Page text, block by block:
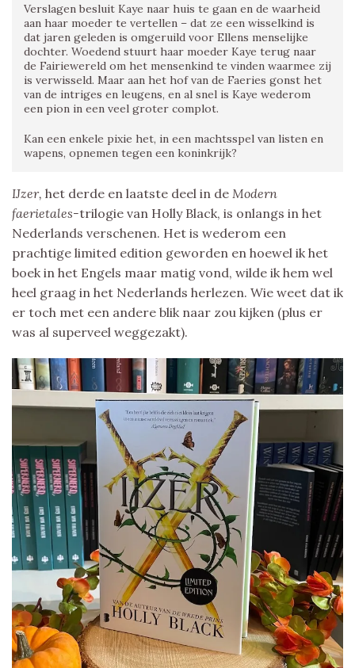
Verslagen besluit Kaye naar huis te gaan en de waarheid
aan haar moeder te vertellen – dat ze een wisselkind is
dat jaren geleden is omgeruild voor Ellens menselijke
dochter. Woedend stuurt haar moeder Kaye terug naar
de Fairiewereld om het mensenkind te vinden waarmee zij
is verwisseld. Maar aan het hof van de Faeries gonst het
van de intriges en leugens, en al snel is Kaye wederom
een pion in een veel groter complot.
Kan een enkele pixie het, in een machtsspel van listen en
wapens, opnemen tegen een koninkrijk?
IJzer, het derde en laatste deel in de Modern
faerietales-trilogie van Holly Black, is onlangs in het
Nederlands verschenen. Het is wederom een
prachtige limited edition geworden en hoewel ik het
boek in het Engels maar matig vond, wilde ik hem wel
heel graag in het Nederlands herlezen. Wie weet dat ik
er toch met een andere blik naar zou kijken (plus er
was al superveel weggezakt).